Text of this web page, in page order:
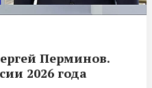
Перминов.
2026 года